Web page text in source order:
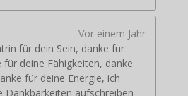
Vor einem Jahr
für dein Sein, danke für
für deine Fähigkeiten, danke
für deine Energie, ich
Dankbarkeiten aufschreiben